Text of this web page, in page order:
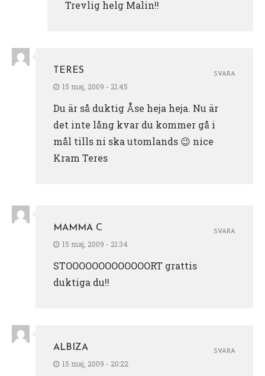
Trevlig helg Malin!!
TERES
15 maj, 2009 - 21:45
Du är så duktig Åse heja heja. Nu är
det inte lång kvar du kommer gå i
mål tills ni ska utomlands 😉 nice
Kram Teres
SVARA
MAMMA C
15 maj, 2009 - 21:34
STOOOOOOOOOOOOORT grattis
duktiga du!!
SVARA
ALBIZA
15 maj, 2009 - 20:22
SVARA